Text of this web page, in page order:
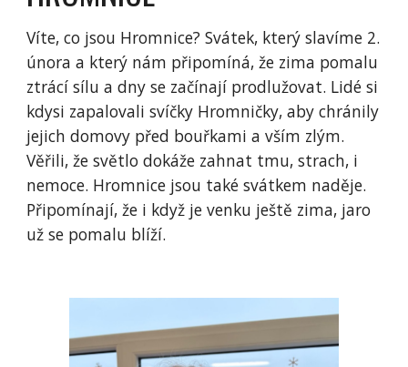
Víte, co jsou Hromnice? Svátek, který slavíme 2.
února a který nám připomíná, že zima pomalu
ztrácí sílu a dny se začínají prodlužovat. Lidé si
kdysi zapalovali svíčky Hromničky, aby chránily
jejich domovy před bouřkami a vším zlým.
Věřili, že světlo dokáže zahnat tmu, strach, i
nemoce. Hromnice jsou také svátkem naděje.
Připomínají, že i když je venku ještě zima, jaro
už se pomalu blíží.